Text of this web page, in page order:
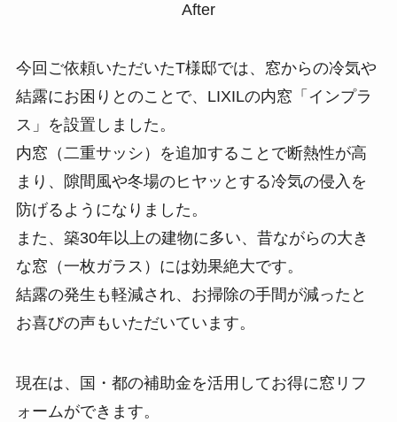
After
今回ご依頼いただいたT様邸では、窓からの冷気や
結露にお困りとのことで、LIXILの内窓「インプラ
ス」を設置しました。
内窓（二重サッシ）を追加することで断熱性が高
まり、隙間風や冬場のヒヤッとする冷気の侵入を
防げるようになりました。
また、築30年以上の建物に多い、昔ながらの大き
な窓（一枚ガラス）には効果絶大です。
結露の発生も軽減され、お掃除の手間が減ったと
お喜びの声もいただいています。
現在は、国・都の補助金を活用してお得に窓リフ
ォームができます。